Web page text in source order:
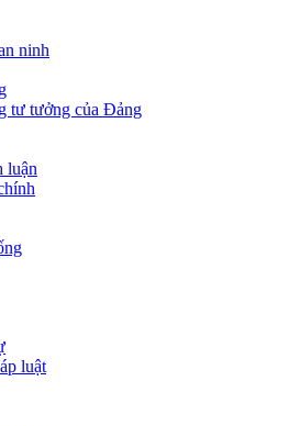
ninh
tư tưởng của Đảng
luận
luật